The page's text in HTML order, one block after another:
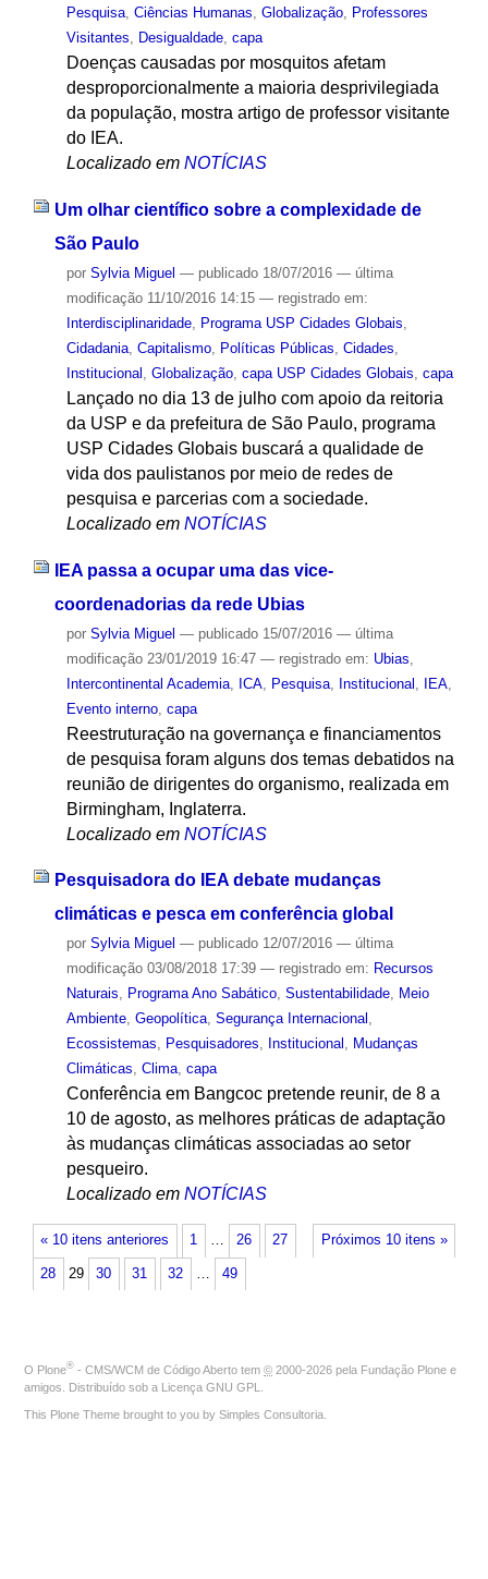
Pesquisa, Ciências Humanas, Globalização, Professores
Visitantes, Desigualdade, capa
Doenças causadas por mosquitos afetam
desproporcionalmente a maioria desprivilegiada
da população, mostra artigo de professor visitante
do IEA.
Localizado em NOTÍCIAS
Um olhar científico sobre a complexidade de
São Paulo
por Sylvia Miguel — publicado18/07/2016 — última
modificação11/10/2016 14:15 — registrado em:
Interdisciplinaridade, Programa USP Cidades Globais
Cidadania, Capitalismo, Políticas Públicas Cidades
Institucional
Globalização, capa USP Cidades Globais capa
Lançado no dia 13 de julho com apoio da reitoria
da USP e da prefeitura de São Paulo, programa
USP Cidades Globais buscará a qualidade de
vida dos paulistanos por meio de redes de
pesquisa e parcerias com a sociedade.
Localizado em NOTÍCIAS
IEA passa a ocupar uma das vice-
coordenadorias da rede Ubias
por Sylvia Miguel — publicado15/07/2016 — última
modificação23/01/2019 16:47 — registrado em: Ubias
Intercontinental Academia, ICA, Pesquisa, Institucional IEA,
Evento interno, capa
Reestruturação na governança e financiamentos
de pesquisa foram alguns dos temas debatidos na
reunião de dirigentes do organismo, realizada em
Birmingham, Inglaterra.
Localizado em NOTÍCIAS
Pesquisadora do IEA debate mudanças
climáticas e pesca em conferência global
por Sylvia Miguel — publicado12/07/2016 — última
modificação03/08/2018 17:39 — registrado em: Recursos
Naturais, Programa Ano Sabático, Sustentabilidade, Meio
Ambiente, Geopolítica, Segurança Internacional ,
Ecossistemas, Pesquisadores, Institucional , Mudanças
Climáticas, Clima, capa
Conferência em Bangcoc pretende reunir, de 8 a
10 de agosto, as melhores práticas de adaptação
às mudanças climáticas associadas ao setor
pesqueiro.
Localizado em NOTÍCIAS
« 10 itens anteriores Próximos 10 itens »
1 … 26 27
28 29 30 31 32 … 49
O Plone® - CMS/WCM de Código Aberto tem © 2000-2026 pela Fundação Plone e
amigos. Distribuído sob a Licença GNU GPL
This Plone Theme brought to you by Simples Consultoria